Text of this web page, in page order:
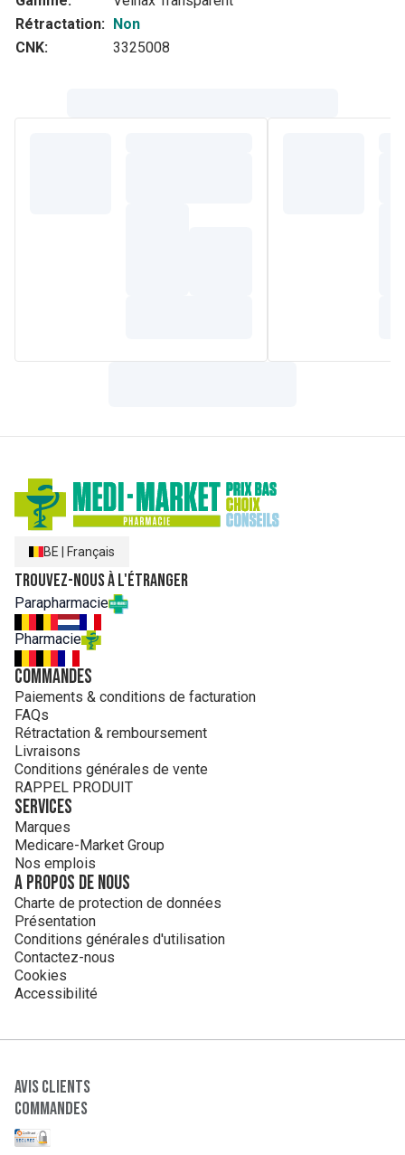
Rétractation: Non
CNK:
3325008
BE Français
Trouvez-nous à l'étranger
Parapharmacie
Pharmacie
Commandes
Paiements & conditions de facturation
FAQs
Rétractation & remboursement
Livraisons
Conditions générales de vente
RAPPEL PRODUIT
Services
Marques
Medicare-Market Group
Nos emplois
A propos de nous
Charte de protection de données
Présentation
Conditions générales d'utilisation
Contactez-nous
Cookies
Accessibilité
Avis clients
Commandes